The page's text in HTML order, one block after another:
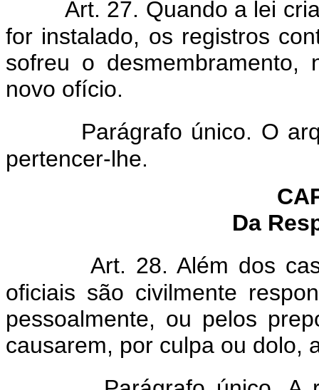
Art. 27. Quando a lei
for instalado, os registros
sofreu o desmembramento,
novo ofício.
Parágrafo único. O
pertencer-lhe.
Da
Art. 28. Além dos
oficiais são civilmente
pessoalmente, ou pelos
causarem, por culpa ou dolo,